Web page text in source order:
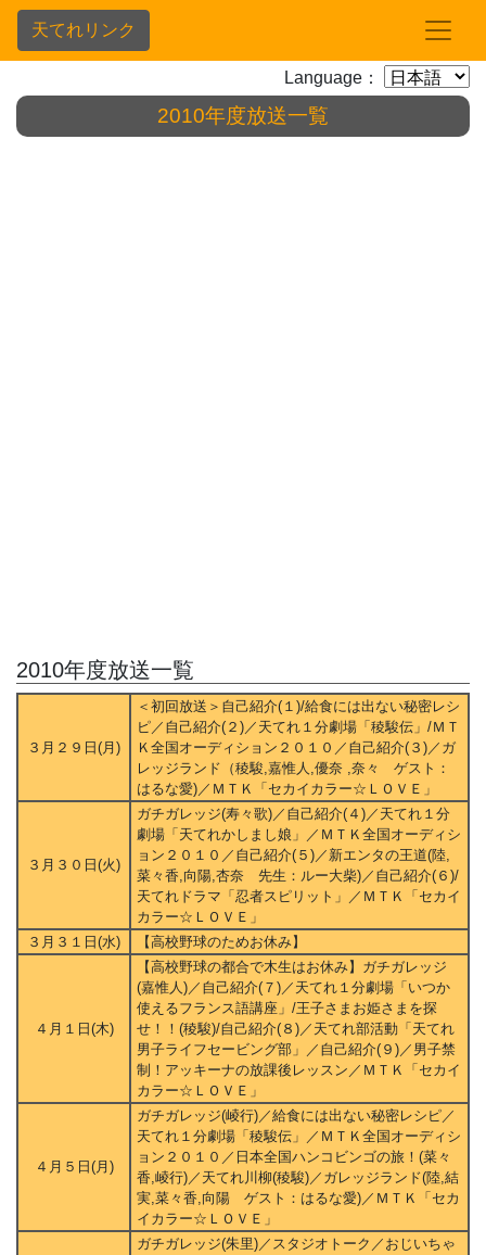
天てれリンク
Language：
2010年度放送一覧
2010年度放送一覧
３月２９日(月)
＜初回放送＞自己紹介(１)/給食には出ない秘密レシ
ピ／自己紹介(２)／天てれ１分劇場「稜駿伝」/ＭＴ
Ｋ全国オーディション２０１０／自己紹介(３)／ガ
レッジランド（稜駿,嘉惟人,優奈 ,奈々 ゲスト：
はるな愛)／ＭＴＫ「セカイカラー☆ＬＯＶＥ」
３月３０日(火)
ガチガレッジ(寿々歌)／自己紹介(４)／天てれ１分
劇場「天てれかしまし娘」／ＭＴＫ全国オーディシ
ョン２０１０／自己紹介(５)／新エンタの王道(陸,
菜々香,向陽,杏奈 先生：ルー大柴)／自己紹介(６)/
天てれドラマ「忍者スピリット」／ＭＴＫ「セカイ
カラー☆ＬＯＶＥ」
３月３１日(水)
【高校野球のためお休み】
４月１日(木)
【高校野球の都合で木生はお休み】ガチガレッジ
(嘉惟人)／自己紹介(７)／天てれ１分劇場「いつか
使えるフランス語講座」/王子さまお姫さまを探
せ！！(稜駿)/自己紹介(８)／天てれ部活動「天てれ
男子ライフセービング部」／自己紹介(９)／男子禁
制！アッキーナの放課後レッスン／ＭＴＫ「セカイ
カラー☆ＬＯＶＥ」
４月５日(月)
ガチガレッジ(崚行)／給食には出ない秘密レシピ／
天てれ１分劇場「稜駿伝」／ＭＴＫ全国オーディシ
ョン２０１０／日本全国ハンコビンゴの旅！(菜々
香,崚行)／天てれ川柳(稜駿)／ガレッジランド(陸,結
実,菜々香,向陽 ゲスト：はるな愛)／ＭＴＫ「セカ
イカラー☆ＬＯＶＥ」
ガチガレッジ(朱里)／スタジオトーク／おじいちゃ